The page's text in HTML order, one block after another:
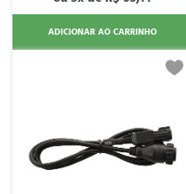
ADICIONAR AO CARRINHO